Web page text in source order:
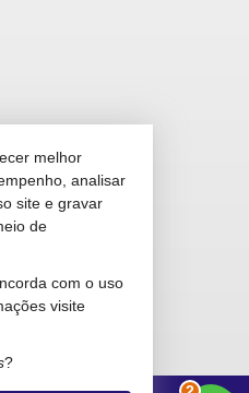
melhor
analisar
site e gravar
de
com o uso
visite
?